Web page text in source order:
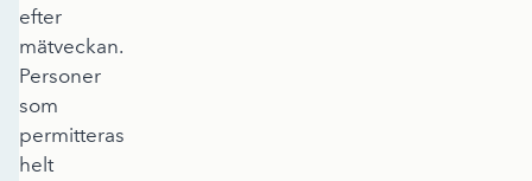
efter
mätveckan.
Personer
som
permitteras
helt